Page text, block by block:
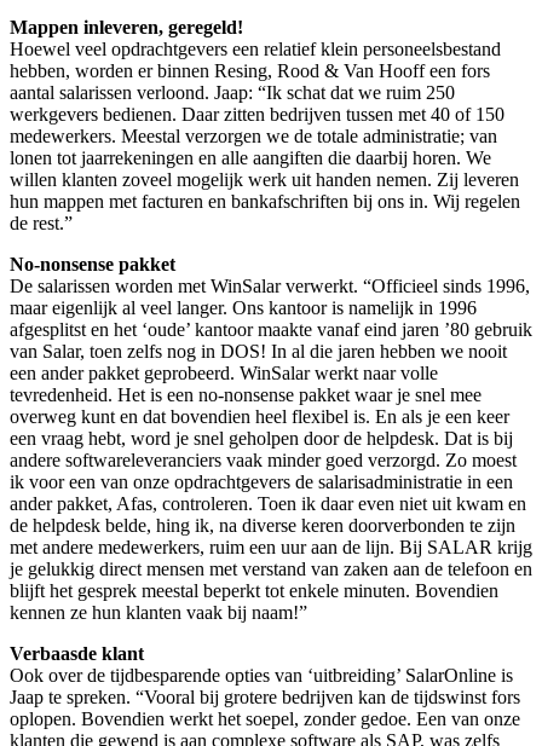
Mappen inleveren, geregeld!
Hoewel veel opdrachtgevers een relatief klein personeelsbestand
hebben, worden er binnen Resing, Rood & Van Hooff een fors
aantal salarissen verloond. Jaap: “Ik schat dat we ruim 250
werkgevers bedienen. Daar zitten bedrijven tussen met 40 of 150
medewerkers. Meestal verzorgen we de totale administratie; van
lonen tot jaarrekeningen en alle aangiften die daarbij horen. We
willen klanten zoveel mogelijk werk uit handen nemen. Zij leveren
hun mappen met facturen en bankafschriften bij ons in. Wij regelen
de rest.”
No-nonsense pakket
De salarissen worden met WinSalar verwerkt. “Officieel sinds 1996,
maar eigenlijk al veel langer. Ons kantoor is namelijk in 1996
afgesplitst en het ‘oude’ kantoor maakte vanaf eind jaren ’80 gebruik
van Salar, toen zelfs nog in DOS! In al die jaren hebben we nooit
een ander pakket geprobeerd. WinSalar werkt naar volle
tevredenheid. Het is een no-nonsense pakket waar je snel mee
overweg kunt en dat bovendien heel flexibel is. En als je een keer
een vraag hebt, word je snel geholpen door de helpdesk. Dat is bij
andere softwareleveranciers vaak minder goed verzorgd. Zo moest
ik voor een van onze opdrachtgevers de salarisadministratie in een
ander pakket, Afas, controleren. Toen ik daar even niet uit kwam en
de helpdesk belde, hing ik, na diverse keren doorverbonden te zijn
met andere medewerkers, ruim een uur aan de lijn. Bij SALAR krijg
je gelukkig direct mensen met verstand van zaken aan de telefoon en
blijft het gesprek meestal beperkt tot enkele minuten. Bovendien
kennen ze hun klanten vaak bij naam!”
Verbaasde klant
Ook over de tijdbesparende opties van ‘uitbreiding’ SalarOnline is
Jaap te spreken. “Vooral bij grotere bedrijven kan de tijdswinst fors
oplopen. Bovendien werkt het soepel, zonder gedoe. Een van onze
klanten die gewend is aan complexe software als SAP, was zelfs